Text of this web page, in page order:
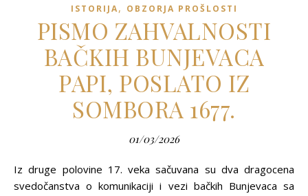
ISTORIJA, OBZORJA PROŠLOSTI
PISMO ZAHVALNOSTI
BAČKIH BUNJEVACA
PAPI, POSLATO IZ
SOMBORA 1677.
01/03/2026
Iz druge polovine 17. veka sačuvana su dva dragocena
svedočanstva o komunikaciji i vezi bačkih Bunjevaca sa